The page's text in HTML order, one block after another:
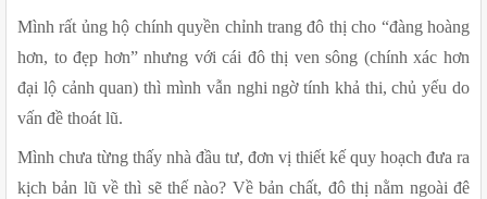
Mình rất ủng hộ chính quyền chỉnh trang đô thị cho “đàng hoàng
hơn, to đẹp hơn” nhưng với cái đô thị ven sông (chính xác hơn
đại lộ cảnh quan) thì mình vẫn nghi ngờ tính khả thi, chủ yếu do
vấn đề thoát lũ.
Mình chưa từng thấy nhà đầu tư, đơn vị thiết kế quy hoạch đưa ra
kịch bản lũ về thì sẽ thế nào? Về bản chất, đô thị nằm ngoài đê